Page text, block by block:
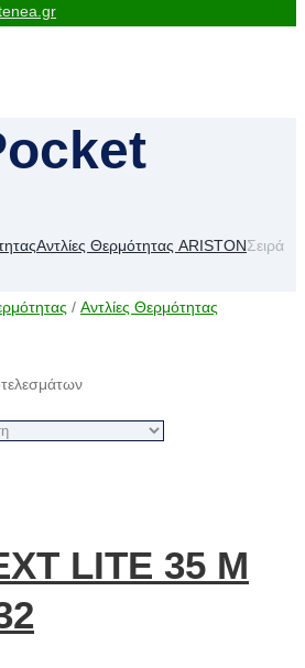
Αντλίες Θερμότητας ARISTONΣειρά
/ Αντλίες Θερμότητας
LITE 35 M